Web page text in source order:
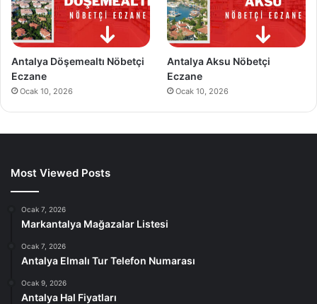
Antalya Döşemealtı Nöbetçi
Eczane
Ocak 10, 2026
Antalya Aksu Nöbetçi
Eczane
Ocak 10, 2026
Most Viewed Posts
Ocak 7, 2026
Markantalya Mağazalar Listesi
Ocak 7, 2026
Antalya Elmalı Tur Telefon Numarası
Ocak 9, 2026
Antalya Hal Fiyatları